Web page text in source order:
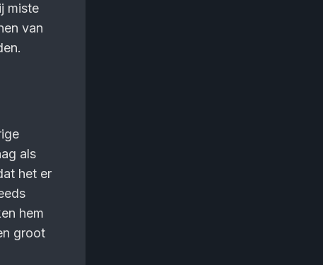
miste
van
als
het er
hem
groot